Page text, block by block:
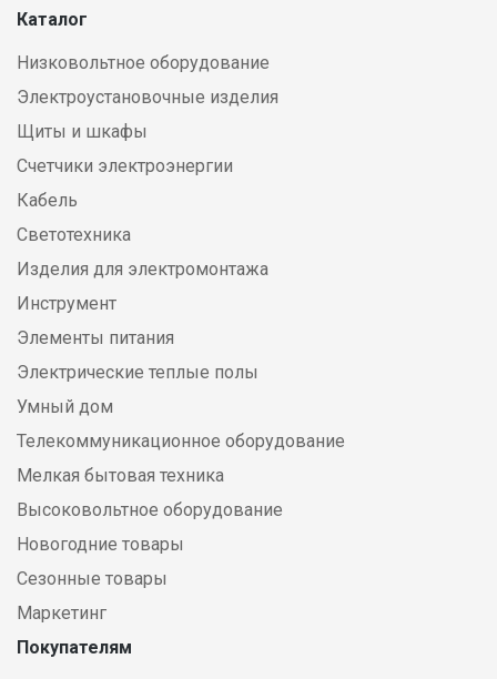
Каталог
Низковольтное оборудование
Электроустановочные изделия
Щиты и шкафы
Счетчики электроэнергии
Кабель
Светотехника
Изделия для электромонтажа
Инструмент
Элементы питания
Электрические теплые полы
Умный дом
Телекоммуникационное оборудование
Мелкая бытовая техника
Высоковольтное оборудование
Новогодние товары
Сезонные товары
Маркетинг
Покупателям